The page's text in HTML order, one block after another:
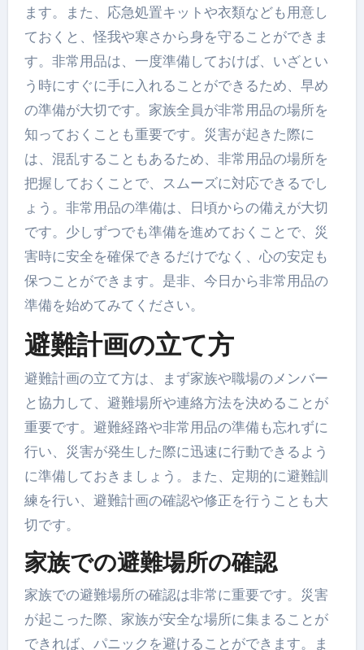
ます。また、応急処置キットや衣類なども用意し
ておくと、怪我や寒さから身を守ることができま
す。非常用品は、一度準備しておけば、いざとい
う時にすぐに手に入れることができるため、早め
の準備が大切です。家族全員が非常用品の場所を
知っておくことも重要です。災害が起きた際に
は、混乱することもあるため、非常用品の場所を
把握しておくことで、スムーズに対応できるでし
ょう。非常用品の準備は、日頃からの備えが大切
です。少しずつでも準備を進めておくことで、災
害時に安全を確保できるだけでなく、心の安定も
保つことができます。是非、今日から非常用品の
準備を始めてみてください。
避難計画の立て方
避難計画の立て方は、まず家族や職場のメンバー
と協力して、避難場所や連絡方法を決めることが
重要です。避難経路や非常用品の準備も忘れずに
行い、災害が発生した際に迅速に行動できるよう
に準備しておきましょう。また、定期的に避難訓
練を行い、避難計画の確認や修正を行うことも大
切です。
家族での避難場所の確認
家族での避難場所の確認は非常に重要です。災害
が起こった際、家族が安全な場所に集まることが
できれば、パニックを避けることができます。ま